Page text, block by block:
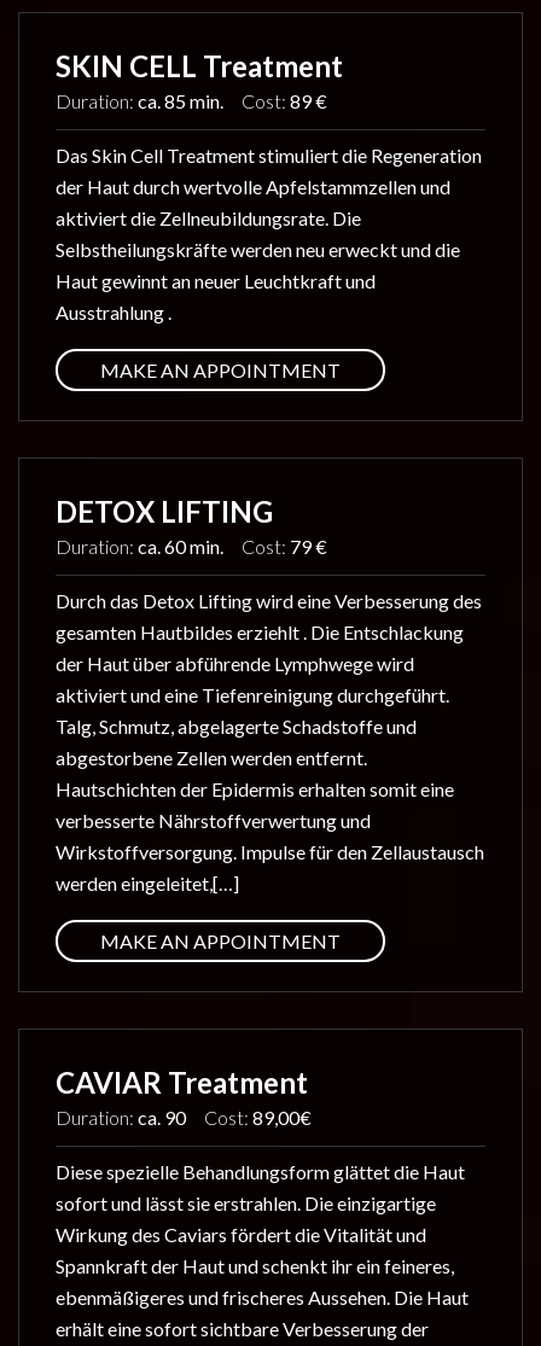
SKIN CELL Treatment
Duration: ca. 85 min. Cost: 89 €
Das Skin Cell Treatment stimuliert die Regeneration
der Haut durch wertvolle Apfelstammzellen und
aktiviert die Zellneubildungsrate. Die
Selbstheilungskräfte werden neu erweckt und die
Haut gewinnt an neuer Leuchtkraft und
Ausstrahlung .
MAKE AN APPOINTMENT
DETOX LIFTING
Duration: ca. 60 min. Cost: 79 €
Durch das Detox Lifting wird eine Verbesserung des
gesamten Hautbildes erziehlt . Die Entschlackung
der Haut über abführende Lymphwege wird
aktiviert und eine Tiefenreinigung durchgeführt.
Talg, Schmutz, abgelagerte Schadstoffe und
abgestorbene Zellen werden entfernt.
Hautschichten der Epidermis erhalten somit eine
verbesserte Nährstoffverwertung und
Wirkstoffversorgung. Impulse für den Zellaustausch
werden eingeleitet,[…]
MAKE AN APPOINTMENT
CAVIAR Treatment
Duration: ca. 90 Cost: 89,00€
Diese spezielle Behandlungsform glättet die Haut
sofort und lässt sie erstrahlen. Die einzigartige
Wirkung des Caviars fördert die Vitalität und
Spannkraft der Haut und schenkt ihr ein feineres,
ebenmäßigeres und frischeres Aussehen. Die Haut
erhält eine sofort sichtbare Verbesserung der